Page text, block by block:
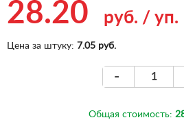
28.20 руб. / уп.
Цена за штуку: 7.05 руб.
-
Общая стоимость: